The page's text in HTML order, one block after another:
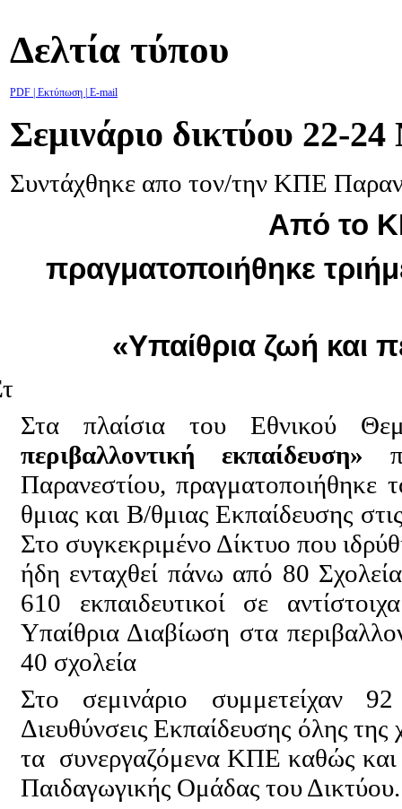
Δελτία τύπου
PDF | Εκτύπωση | E-mail
Σεμινάριο δικτύου 22-
Συντάχθηκε απο τον/την ΚΠΕ
Από το
πραγματοποιήθηκε
«Υπαίθρια ζωή και
Στα πλαίσια του Εθνικού
περιβαλλοντική εκπαίδευση»
Παρανεστίου, πραγματοποιήθηκε
θμιας και Β/θμιας Εκπαίδευσης
Στο συγκεκριμένο Δίκτυο που
ήδη ενταχθεί πάνω από 80
610 εκπαιδευτικοί σε
Υπαίθρια Διαβίωση στα
40 σχολεία
Στο σεμινάριο συμμετείχαν 92
Διευθύνσεις Εκπαίδευσης όλης
τα συνεργαζόμενα ΚΠΕ καθώς και
Παιδαγωγικής Ομάδας του Δικτύου.